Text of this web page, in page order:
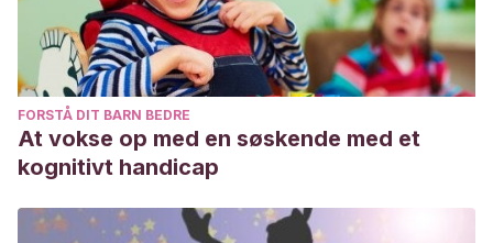
FORSTÅ DIT BARN BEDRE
At vokse op med en søskende med et
kognitivt handicap